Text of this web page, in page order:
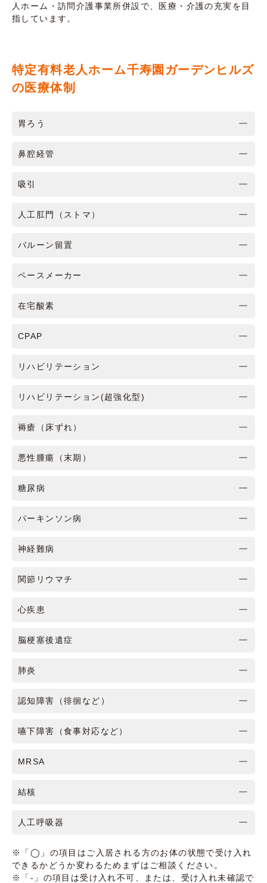
人ホーム・訪問介護事業所併設で、医療・介護の充実を目
指しています。
特定有料老人ホーム千寿園ガーデンヒルズ
の医療体制
胃ろう
鼻腔経管
吸引
人工肛門（ストマ）
バルーン留置
ペースメーカー
在宅酸素
CPAP
リハビリテーション
リハビリテーション(超強化型)
褥瘡（床ずれ）
悪性腫瘍（末期）
糖尿病
パーキンソン病
神経難病
関節リウマチ
心疾患
脳梗塞後遺症
肺炎
認知障害（徘徊など）
嚥下障害（食事対応など）
MRSA
結核
人工呼吸器
※「◯」の項目はご入居される方のお体の状態で受け入れ
できるかどうか変わるためまずはご相談ください。
※「-」の項目は受け入れ不可、または、受け入れ未確認で